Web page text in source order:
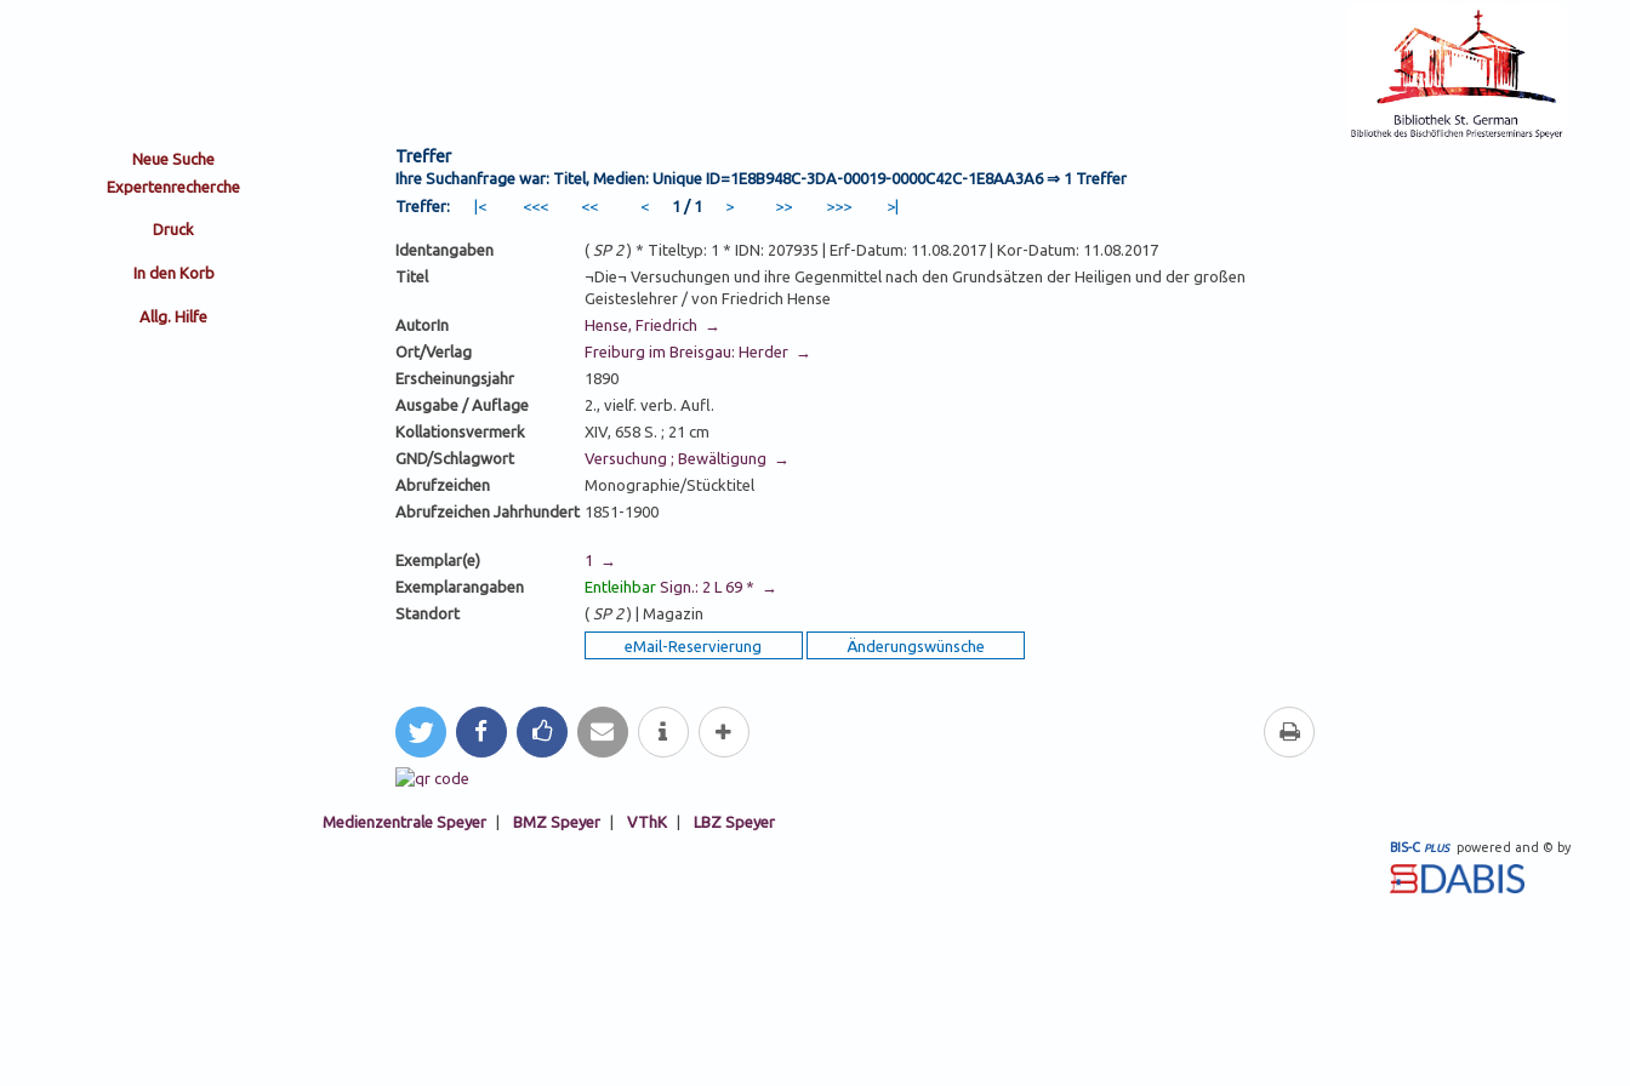
Treffer
Ihre Suchanfrage war: Titel, Medien: Unique ID=1E8B948C-3DA-00019-0000C42C-1E8AA3A6 ⇒ 1 Treffer
Treffer:
1 / 1
Identangaben ( SP 2) * Titeltyp: 1 * IDN: 207935 | Erf-Datum: 11.08.2017 | Kor-Datum: 11.08.2017
Titel
¬Die¬ Versuchungen und ihre Gegenmittel nach den Grundsätzen der Heiligen und der großen
Geisteslehrer / von Friedrich Hense
AutorIn
Hense, Friedrich →
Ort/Verlag
Freiburg im Breisgau: Herder →
Erscheinungsjahr
1890
Ausgabe / Auflage
2., vielf. verb. Aufl.
Kollationsvermerk
XIV, 658 S. ; 21 cm
GND/Schlagwort
Versuchung ; Bewältigung →
Abrufzeichen
Monographie/Stücktitel
Abrufzeichen Jahrhundert 1851-1900
Exemplar(e)
1 →
Exemplarangaben
EntleihbarSign.: 2 L 69 * →
Standort
( SP 2) | Magazin
tweet teilen
Medienzentrale Speyer | BMZ Speyer | VThK | LBZ Speyer
BIS-C PLUS powered and © by